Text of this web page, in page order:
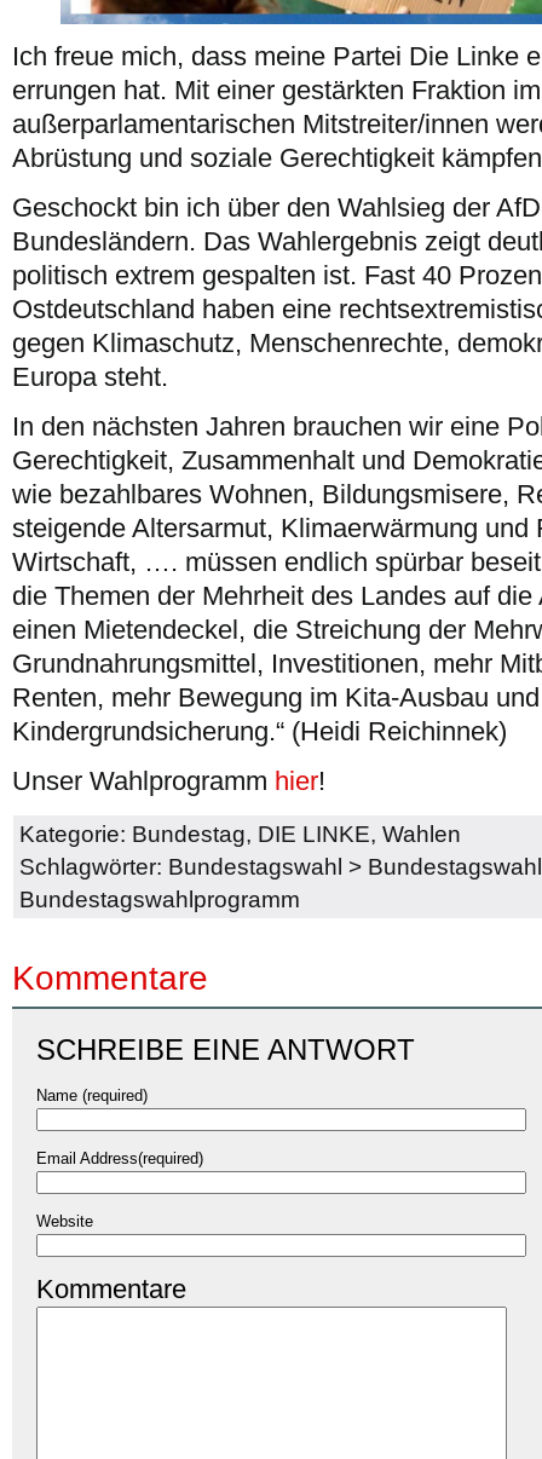
Ich freue mich, dass meine Partei Die Linke
errungen hat. Mit einer gestärkten Fraktion
außerparlamentarischen Mitstreiter/innen
Abrüstung und soziale Gerechtigkeit
Geschockt bin ich über den Wahlsieg der
Bundesländern. Das Wahlergebnis zeigt
politisch extrem gespalten ist. Fast 40
Ostdeutschland haben eine
gegen Klimaschutz, Menschenrechte,
Europa steht.
In den nächsten Jahren brauchen wir eine
Gerechtigkeit, Zusammenhalt und
wie bezahlbares Wohnen, Bildungsmisere,
steigende Altersarmut, Klimaerwärmung und
Wirtschaft, …. müssen endlich spürbar
die Themen der Mehrheit des Landes auf
einen Mietendeckel, die Streichung der
Grundnahrungsmittel, Investitionen, mehr
Renten, mehr Bewegung im Kita-Ausbau
Kindergrundsicherung.“ (Heidi Reichinnek)
Unser Wahlprogramm hier!
Kategorie: Bundestag, DIE LINKE, Wahlen
Schlagwörter: Bundestagswahl >
Bundestagswahlprogramm
Kommentare
SCHREIBE EINE ANTWORT
Name (required)
Email Address(required)
Website
Kommentare